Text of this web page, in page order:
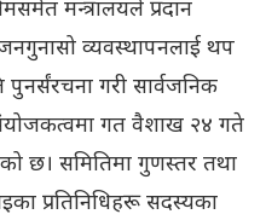
मन्त्रालयले प्रदान
जनगुनासो व्यवस्थापनलाई थप
पुनर्संरचना गरी सार्वजनिक
गत वैशाख २४ गते
छ। समितिमा गुणस्तर तथा
प्रतिनिधिहरू सदस्यका